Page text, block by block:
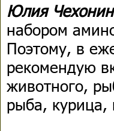
Юлия
набором
Поэтому, в
рекомендую
животного,
рыба, курица,